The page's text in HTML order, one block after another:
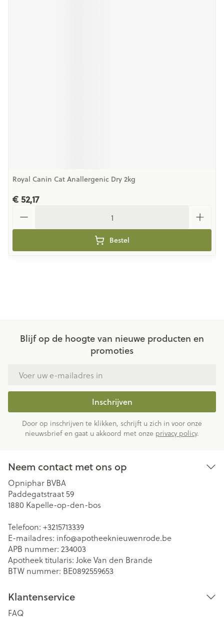
Royal Canin Cat Anallergenic Dry 2kg
€ 52,17
Bestel
Blijf op de hoogte van nieuwe producten en
promoties
Inschrijven
Door op inschrijven te klikken, schrijft u zich in voor onze
nieuwsbrief en gaat u akkoord met onze privacy policy.
Neem contact met ons op
Opniphar BVBA
Paddegatstraat 59
1880 Kapelle-op-den-bos
Telefoon: +3215713339
E-mailadres: info@apotheeknieuwenrode.be
APB nummer: 234003
Apotheek titularis: Joke Van den Brande
BTW nummer: BE0892559653
Klantenservice
FAQ